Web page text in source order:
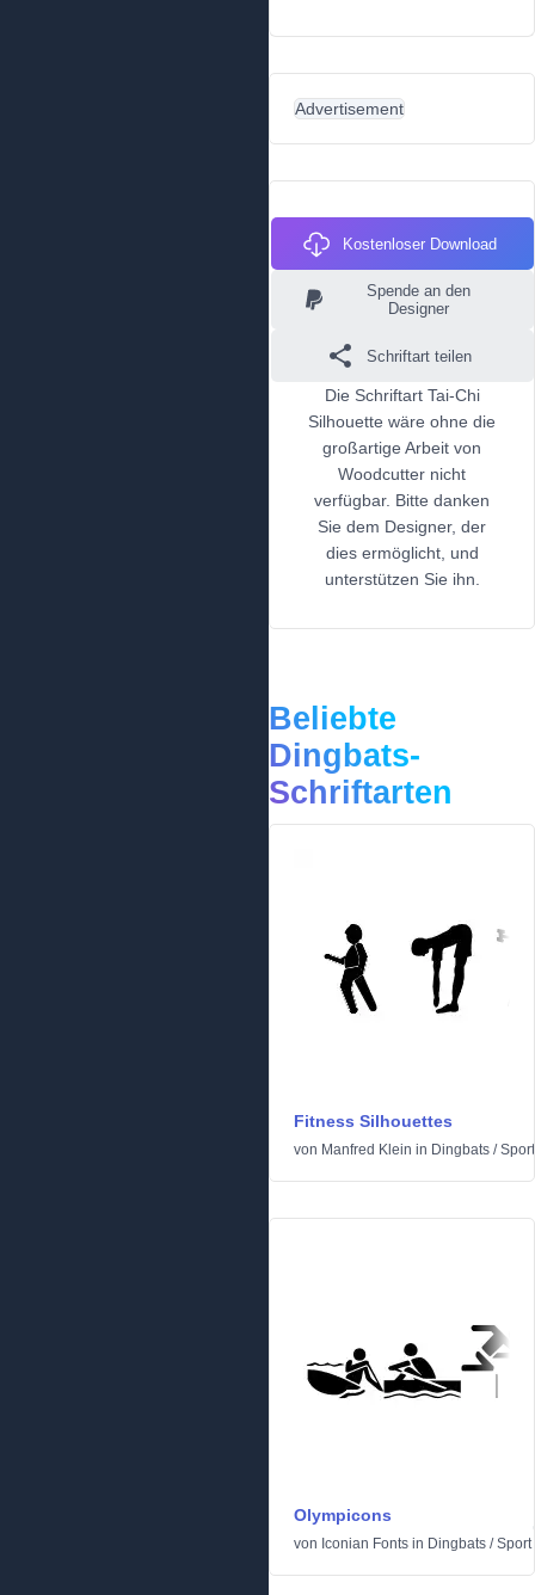
Advertisement
Kostenloser Download
Spende an den
Designer
Schriftart teilen
Die Schriftart Tai-Chi
Silhouette wäre ohne die
großartige Arbeit von
Woodcutter nicht
verfügbar. Bitte danken
Sie dem Designer, der
dies ermöglicht, und
unterstützen Sie ihn.
Beliebte
Dingbats-
Schriftarten
Fitness Silhouettes
von Manfred Klein in Dingbats /Sport
Olympicons
von Iconian Fonts in Dingbats /Sport